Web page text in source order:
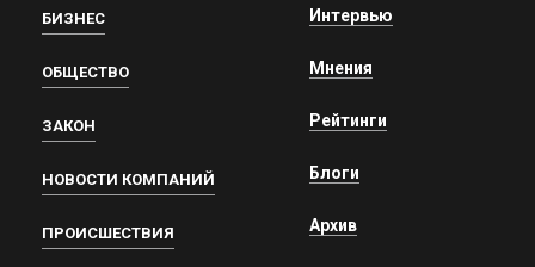
БИЗНЕС
ОБЩЕСТВО
ЗАКОН
НОВОСТИ КОМПАНИЙ
ПРОИСШЕСТВИЯ
Интервью
Мнения
Рейтинги
Блоги
Архив